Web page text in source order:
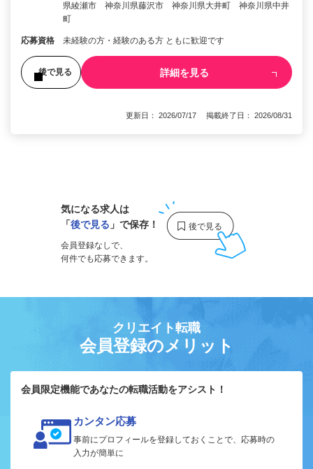
県綾瀬市 神奈川県藤沢市 神奈川県大井町 神奈川県中井
町
応募資格 未経験の方・経験のある方 ともに歓迎です
後で見る 詳細を見る
更新日： 2026/07/17 掲載終了日： 2026/08/31
気になる求人は
「後で見る 」で保存！
会員登録なしで、
何件でも応募できます。
クリエイト転職
会員登録のメリット
会員限定機能であなたの転職活動をアシスト！
カンタン応募
事前にプロフィールを登録しておくことで、応募時の
入力が簡単に